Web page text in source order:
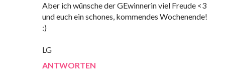
Aber ich wünsche der GEwinnerin viel Freude <3
und euch ein schones, kommendes Wochenende!
:)
LG
ANTWORTEN